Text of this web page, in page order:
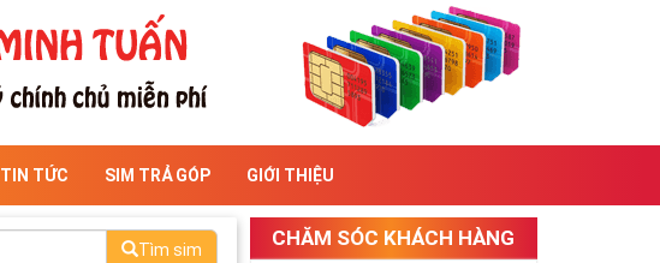
TIN TỨC SIM TRẢ GÓP GIỚI THIỆU
Tìm sim CHĂM SÓC KHÁCH HÀNG